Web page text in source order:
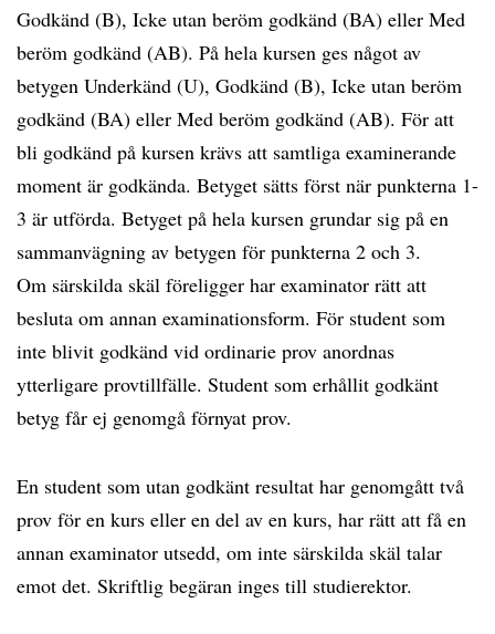
Godkänd (B), Icke utan beröm godkänd (BA) eller Med
beröm godkänd (AB). På hela kursen ges något av
betygen Underkänd (U), Godkänd (B), Icke utan beröm
godkänd (BA) eller Med beröm godkänd (AB). För att
bli godkänd på kursen krävs att samtliga examinerande
moment är godkända. Betyget sätts först när punkterna 1-
3 är utförda. Betyget på hela kursen grundar sig på en
sammanvägning av betygen för punkterna 2 och 3.
Om särskilda skäl föreligger har examinator rätt att
besluta om annan examinationsform. För student som
inte blivit godkänd vid ordinarie prov anordnas
ytterligare provtillfälle. Student som erhållit godkänt
betyg får ej genomgå förnyat prov.
En student som utan godkänt resultat har genomgått två
prov för en kurs eller en del av en kurs, har rätt att få en
annan examinator utsedd, om inte särskilda skäl talar
emot det. Skriftlig begäran inges till studierektor.